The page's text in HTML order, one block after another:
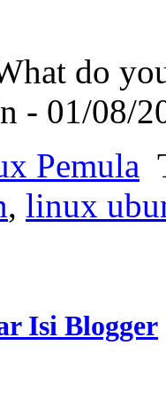
do
- 01/08/
Pemula
, linux
Isi Blogger